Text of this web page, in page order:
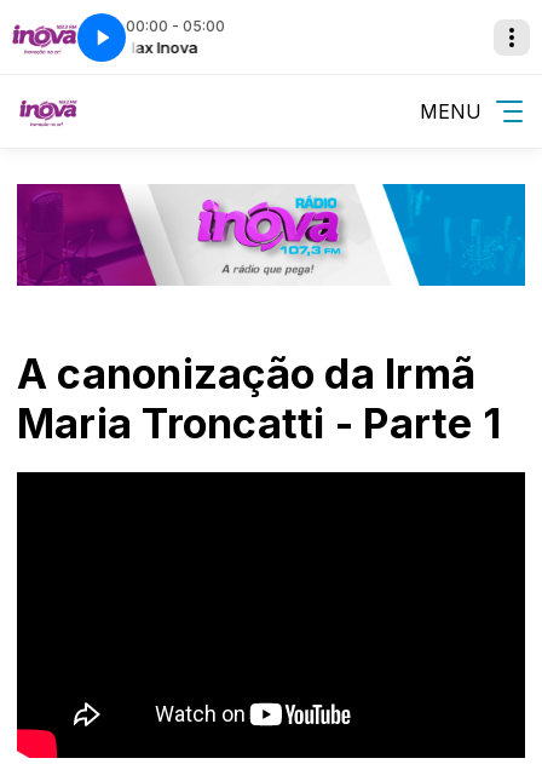
00:00 - 05:00
Relax Inova
MENU
A canonização da Irmã
Maria Troncatti - Parte 1